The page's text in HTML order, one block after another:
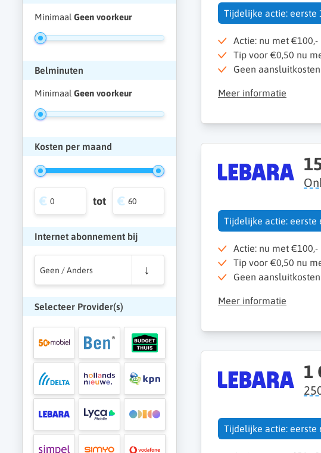
Minimaal Geen voorkeur
Belminuten
Minimaal Geen voorkeur
Kosten per maand
tot
Internet abonnement bij
Geen / Anders
Selecteer Provider(s)
Tijdelijke actie: eerste
Actie: nu met
Tip voor €0,50 nu
Geen aansluitkosten
Meer informatie
Tijdelijke actie: eerste
Actie: nu met
Tip voor €0,50 nu
Geen aansluitkosten
Meer informatie
1
Tijdelijke actie: eerste